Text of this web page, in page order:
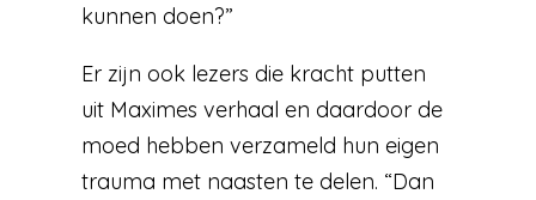
kunnen doen?”
Er zijn ook lezers die kracht putten
uit Maximes verhaal en daardoor de
moed hebben verzameld hun eigen
trauma met naasten te delen. “Dan